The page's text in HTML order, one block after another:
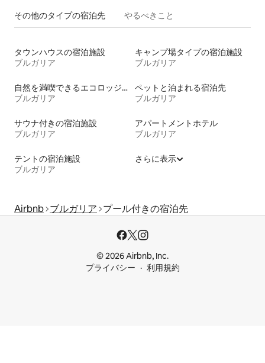
その他のタ⁠イ⁠プ⁠の宿⁠泊⁠先 やるべきこと
タウンハウスの宿泊施設
ブルガリア
キャンプ場タイプの宿泊施設
ブルガリア
自然を満喫できるエコロッジの宿泊施設
ブルガリア
ペットと泊まれる宿泊先
ブルガリア
サウナ付きの宿泊施設
ブルガリア
アパートメントホテル
ブルガリア
テントの宿泊施設
ブルガリア
さらに表示
Airbnb ブルガリア プール付きの宿泊先
© 2026 Airbnb, Inc.
プライバシー
利用規約